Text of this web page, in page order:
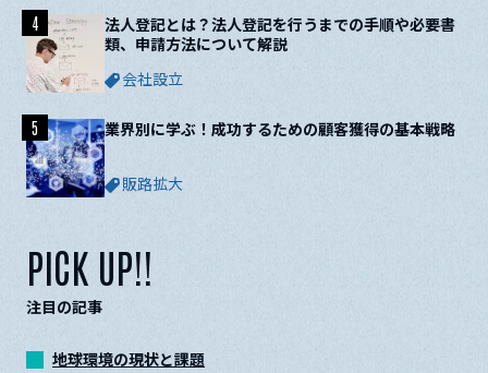
法人登記とは？法人登記を行うまでの手順や必要書
類、申請方法について解説
会社設立
4
業界別に学ぶ！成功するための顧客獲得の基本戦略
販路拡大
5
PICK UP!!
注目の記事
地球環境の現状と課題